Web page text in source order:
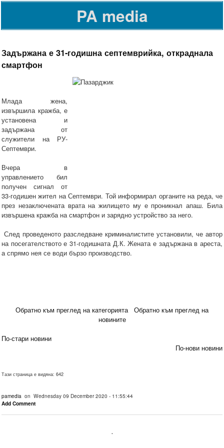
PA media
Задържана е 31-годишна септемврийка, откраднала
смартфон
Млада жена,
извършила кражба, е
установена и
задържана от
служители на РУ-
Септември.
Вчера в
управлението бил
получен сигнал от
33-годишен жител на Септември. Той информирал органите на реда, че
през незаключената врата на жилището му е проникнал апаш. Била
извършена кражба на смартфон и зарядно устройство за него.
След проведеното разследване криминалистите установили, че автор
на посегателството е 31-годишната Д.К. Жената е задържана в ареста,
а спрямо нея се води бързо производство.
Обратно към преглед на категорията
Обратно към преглед на
новините
По-стари новини
По-нови новини
Тази страница е видяна: 642
pamedia on Wednesday 09 December 2020 - 11:55:44
Add Comment
.